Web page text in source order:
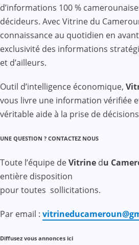
d’informations 100 %
décideurs. Avec Vitrine du
connaissance au quotidien en
exclusivité des informations
et d’ailleurs.
Outil d’intelligence économique,
vous livre une information vérifiée
véritable aide à la prise de
UNE QUESTION ? CONTACTEZ NOUS
Toute l’équipe deVitrine du
entière disposition
pour toutes sollicitations.
Par email :
Diffusez vous annonces ici